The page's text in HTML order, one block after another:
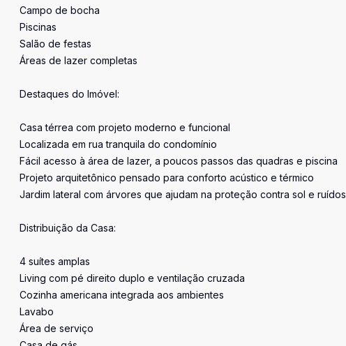
Campo de bocha
Piscinas
Salão de festas
Áreas de lazer completas
Destaques do Imóvel:
Casa térrea com projeto moderno e funcional
Localizada em rua tranquila do condomínio
Fácil acesso à área de lazer, a poucos passos das quadras e piscina
Projeto arquitetônico pensado para conforto acústico e térmico
Jardim lateral com árvores que ajudam na proteção contra sol e ruídos
Distribuição da Casa:
4 suítes amplas
Living com pé direito duplo e ventilação cruzada
Cozinha americana integrada aos ambientes
Lavabo
Área de serviço